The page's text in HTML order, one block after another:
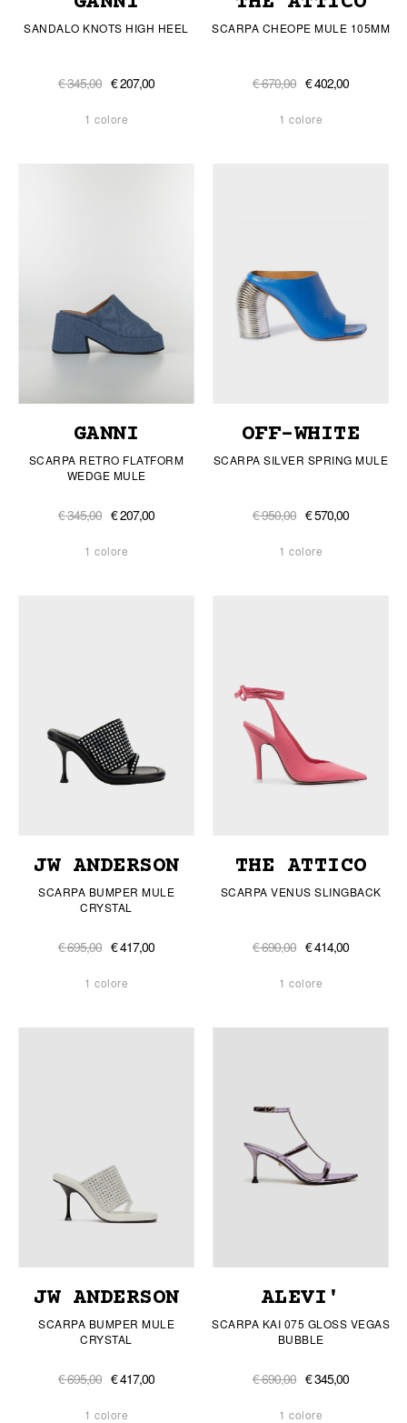
SANDALO KNOTS HIGH HEEL
€ 345,00 € 207,00
1 colore
SCARPA CHEOPE MULE 105MM
€ 670,00 € 402,00
1 colore
GANNI
SCARPA RETRO FLATFORM
WEDGE MULE
€ 345,00 € 207,00
1 colore
OFF-WHITE
SCARPA SILVER SPRING MULE
€ 950,00 € 570,00
1 colore
JW ANDERSON
SCARPA BUMPER MULE
CRYSTAL
€ 695,00 € 417,00
1 colore
THE ATTICO
SCARPA VENUS SLINGBACK
€ 690,00 € 414,00
1 colore
JW ANDERSON
SCARPA BUMPER MULE
CRYSTAL
€ 695,00 € 417,00
1 colore
ALEVI'
SCARPA KAI 075 GLOSS VEGAS
BUBBLE
€ 690,00 € 345,00
1 colore